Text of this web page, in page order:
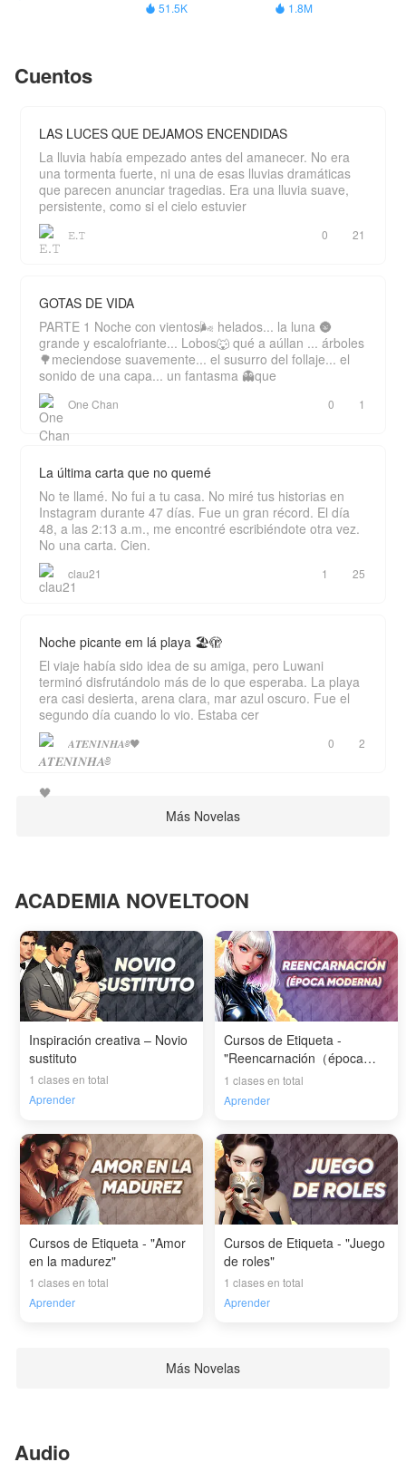
 51.5K  1.8M
Cuentos
LAS LUCES QUE DEJAMOS ENCENDIDAS
La lluvia había empezado antes del amanecer. No era
una tormenta fuerte, ni una de esas lluvias dramáticas
que parecen anunciar tragedias. Era una lluvia suave,
persistente, como si el cielo estuvier
𝙴.𝚃 0 21
GOTAS DE VIDA
PARTE 1 Noche con vientos🌬️ helados... la luna 🌚
grande y escalofriante... Lobos🐺 qué a aúllan ... árboles
🌳meciendose suavemente... el susurro del follaje... el
sonido de una capa... un fantasma 👻que
One Chan 0 1
La última carta que no quemé
No te llamé. No fui a tu casa. No miré tus historias en
Instagram durante 47 días. Fue un gran récord. El día
48, a las 2:13 a.m., me encontré escribiéndote otra vez.
No una carta. Cien.
clau21 1 25
Noche picante em lá playa 🏖️🫣
El viaje había sido idea de su amiga, pero Luwani
terminó disfrutándolo más de lo que esperaba. La playa
era casi desierta, arena clara, mar azul oscuro. Fue el
segundo día cuando lo vio. Estaba cer
𝑨𝑻𝑬𝑵𝑰𝑵𝑯𝑨༅🖤 0 2
Más Novelas
ACADEMIA NOVELTOON
Inspiración creativa – Novio
sustituto
1 clases en total
Aprender
Cursos de Etiqueta -
"Reencarnación（época
moderna）"
1 clases en total
Aprender
Cursos de Etiqueta - "Amor
en la madurez"
1 clases en total
Aprender
Cursos de Etiqueta - "Juego
de roles"
1 clases en total
Aprender
Más Novelas
Audio